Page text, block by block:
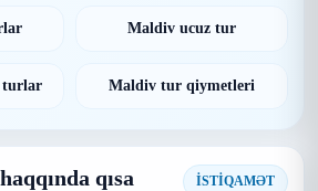
Maldiv ucuz tur
turlar Maldiv tur qiymetleri
qısa
İSTİQAMƏT